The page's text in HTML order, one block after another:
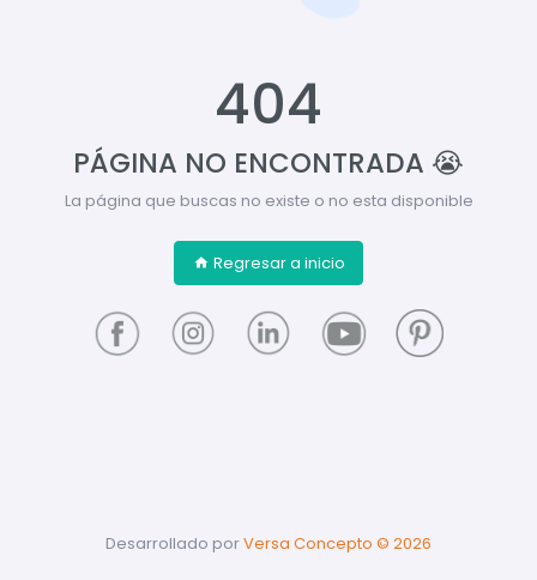
404
PÁGINA NO ENCONTRADA 😭
La página que buscas no existe o no esta disponible
Regresar a inicio
Desarrollado porVersa Concepto © 2026